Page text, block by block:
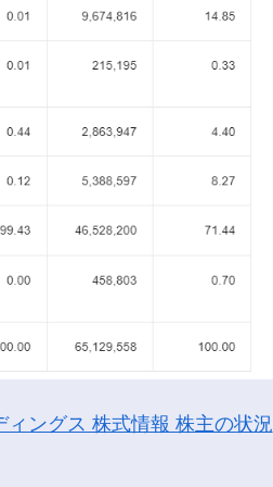
ィングス 株式情報 株主の状況